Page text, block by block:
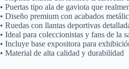
• Puertas tipo ala de gaviota que
• Diseño premium con acabados
• Ruedas con llantas deportivas
• Ideal para coleccionistas y fans de la
• Incluye base expositora para
• Material de alta calidad y durabilidad